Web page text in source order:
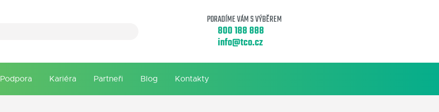
PORADÍME VÁM S VÝBĚREM
800 188 888
info@tco.cz
Podpora Kariéra Partneři Blog Kontakty